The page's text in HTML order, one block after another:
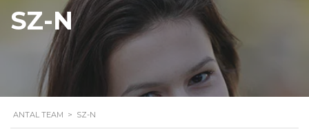
SZ-N
ANTAL TEAM > SZ-N